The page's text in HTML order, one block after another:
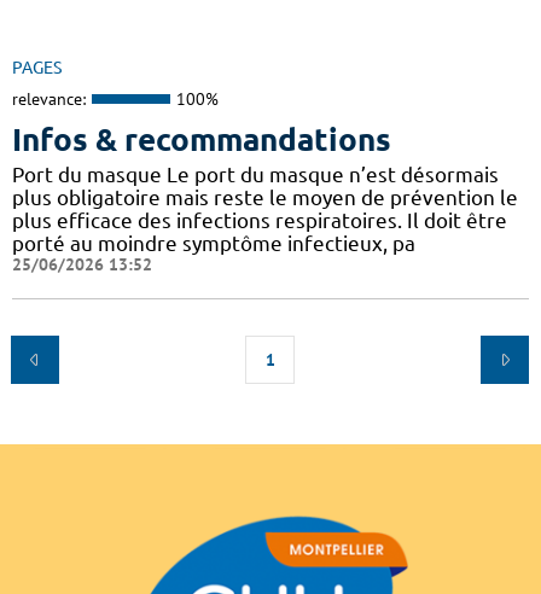
PAGES
relevance: 100%
Infos & recommandations
Port du masque Le port du masque n’est désormais
plus obligatoire mais reste le moyen de prévention le
plus efficace des infections respiratoires. Il doit être
porté au moindre symptôme infectieux, pa
25/06/2026 13:52
1